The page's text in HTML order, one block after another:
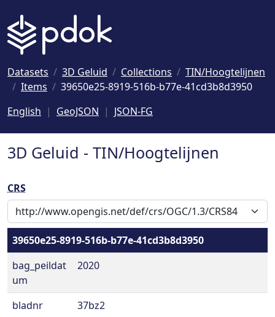
Datasets 3D Geluid Collections
TIN/Hoogtelijnen
Items
39650e25-8919-516b-b77e-41cd3b8d3950
English
GeoJSON JSON-FG
3D Geluid - TIN/Hoogtelijnen
CRS
39650e25-8919-516b-b77e-41cd3b8d3950
bag_peildat
um
2020
bladnr
37bz2